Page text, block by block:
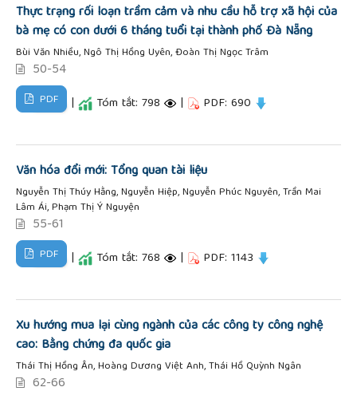
Thực trạng rối loạn trầm cảm và nhu cầu hỗ trợ xã hội của
bà mẹ có con dưới 6 tháng tuổi tại thành phố Đà Nẵng
Bùi Văn Nhiều, Ngô Thị Hồng Uyên, Đoàn Thị Ngọc Trâm
50-54
PDF | Tóm tắt: 798 | PDF: 690
Văn hóa đổi mới: Tổng quan tài liệu
Nguyễn Thị Thúy Hằng, Nguyễn Hiệp, Nguyễn Phúc Nguyên, Trần Mai
Lâm Ái, Phạm Thị Ý Nguyện
55-61
PDF | Tóm tắt: 768 | PDF: 1143
Xu hướng mua lại cùng ngành của các công ty công nghệ
cao: Bằng chứng đa quốc gia
Thái Thị Hồng Ân, Hoàng Dương Việt Anh, Thái Hồ Quỳnh Ngân
62-66